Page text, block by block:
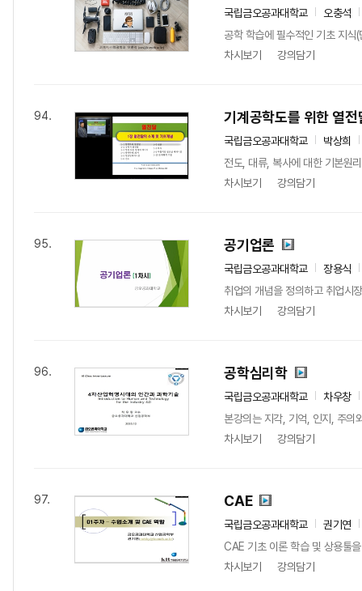
국립금오공과대학교
오충석
공학 학습에 필수적인 기초 지식
차시보기
강의담기
94. 기계공학도를 위한 열전
국립금오공과대학교
박상희
전도, 대류, 복사에 대한 기본원
차시보기
강의담기
95. 공기업론
국립금오공과대학교
장용식
취업의 개념을 정의하고 취업시
차시보기
강의담기
96. 공학심리학
국립금오공과대학교
차우창
본강의는 지각, 기억, 인지, 주의
차시보기
강의담기
97. CAE
국립금오공과대학교
권기연
CAE 기초 이론 학습 및 상용툴
차시보기
강의담기